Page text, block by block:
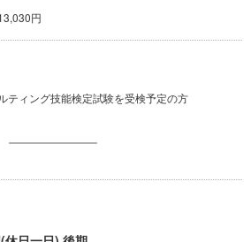
円
ティング技能検定試験を受検予定の方